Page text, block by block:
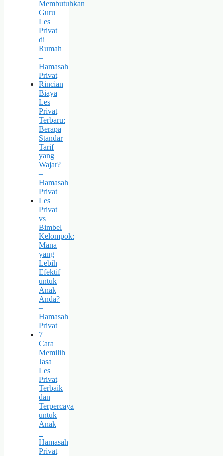
Membutuhkan
Guru
Les
Privat
di
Rumah
–
Hamasah
Privat
Rincian
Biaya
Les
Privat
Terbaru:
Berapa
Standar
Tarif
yang
Wajar?
–
Hamasah
Privat
Les
Privat
vs
Bimbel
Kelompok:
Mana
yang
Lebih
Efektif
untuk
Anak
Anda?
–
Hamasah
Privat
7
Cara
Memilih
Jasa
Les
Privat
Terbaik
dan
Terpercaya
untuk
Anak
–
Hamasah
Privat